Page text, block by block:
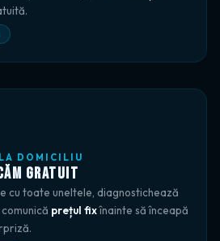
DOMICILIU
Gratuit
cu toate uneltele, diagnostichează
prețul fixînainte să înceapă